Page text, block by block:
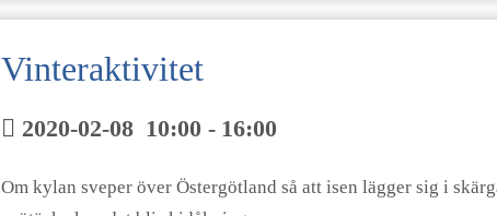
Vinteraktivitet
2020-02-08 10:00 - 16:00
Om kylan sveper över Östergötland så att isen lägger sig i